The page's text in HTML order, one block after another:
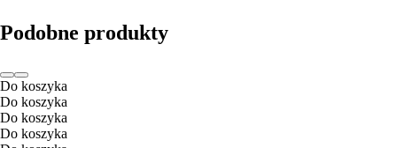
Podobne produkty
Do koszyka
Do koszyka
Do koszyka
Do koszyka